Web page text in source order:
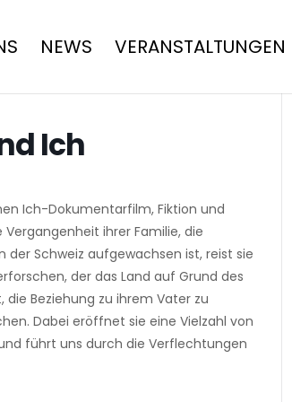
NEWS VERANSTALTUNGEN
Ich
Ich-Dokumentarfilm, Fiktion und
ihrer Familie, die
Schweiz aufgewachsen ist, reist sie
der das Land auf Grund des
die Beziehung zu ihrem Vater zu
Dabei eröffnet sie eine Vielzahl von
führt uns durch die Verflechtungen